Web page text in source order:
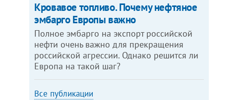
Кровавое топливо. Почему нефтяное
эмбарго Европы важно
Полное эмбарго на экспорт российской
нефти очень важно для прекращения
российской агрессии. Однако решится ли
Европа на такой шаг?
Все публикации